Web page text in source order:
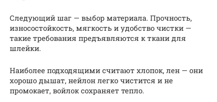
Следующий шаг — выбор материала. Прочность,
износостойкость, мягкость и удобство чистки —
такие требования предъявляются к ткани для
шлейки.
Наиболее подходящими считают хлопок, лен — они
хорошо дышат, нейлон легко чистится и не
промокает, войлок сохраняет тепло.